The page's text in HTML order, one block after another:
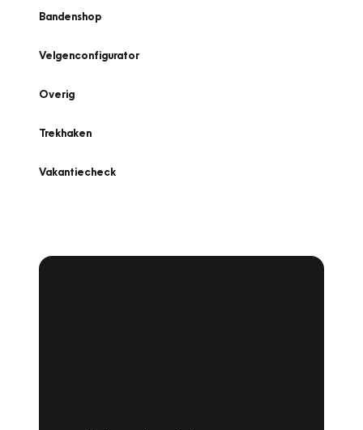
Bandenshop
Velgenconfigurator
Overig
Trekhaken
Vakantiecheck